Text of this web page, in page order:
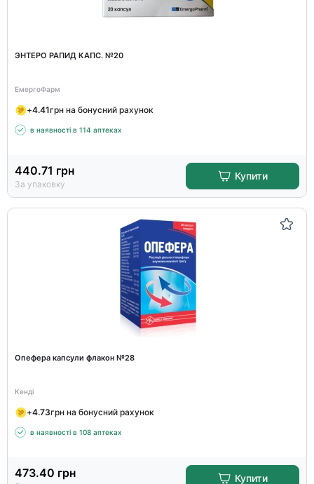
ЭНТЕРО РАПИД КАПС. №20
ЕмергоФарм
+4.41грн на бонусний рахунок
в наявності в 114 аптеках
440.71 грн
За упаковку
Купити
Опефера капсули флакон №28
Кенді
+4.73грн на бонусний рахунок
в наявності в 108 аптеках
473.40 грн Купити